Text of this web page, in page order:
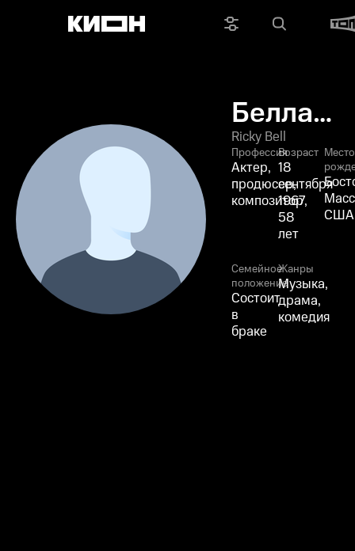
Белла
Рикой
Ricky Bell
Профессия
Актер,
продюсер,
композитор
Возраст
18
сентября
1967,
58
лет
Место
США
Семейное
положение
Состоит
в
браке
Жанры
Музыка,
драма,
комедия